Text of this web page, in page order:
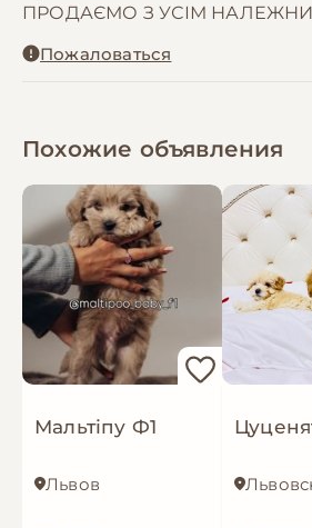
ПРОДАЄМО З УСІМ
час вашої відсутності,
Пожаловаться
Похожие объявления
Мальтіпу Ф1
Львов